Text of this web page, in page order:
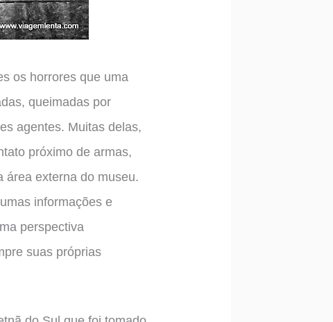
os horrores que uma
queimadas por
agentes. Muitas delas,
próximo de armas,
área externa do museu.
informações e
perspectiva
suas próprias